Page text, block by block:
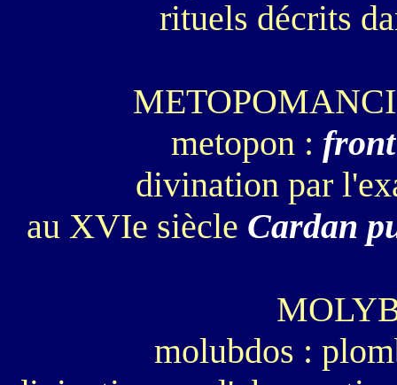
rituels décrits
metopon : front
divination par
au XVIe siècle Cardan
molubdos :